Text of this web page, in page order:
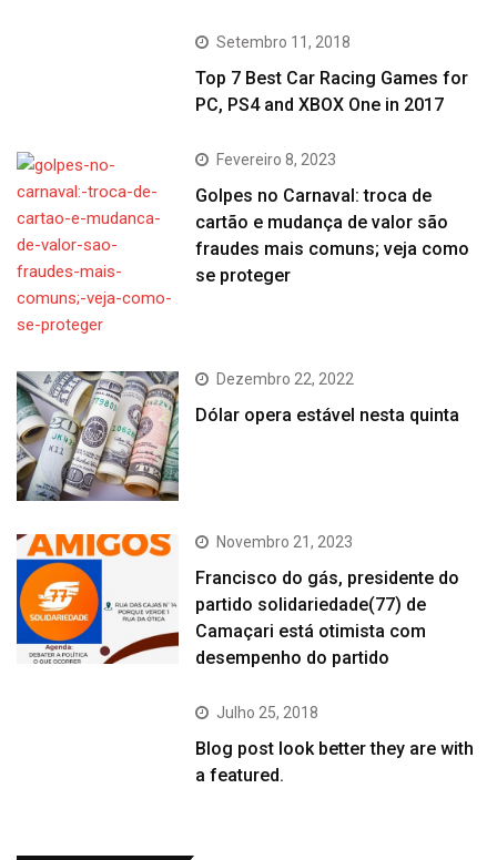
Setembro 11, 2018
Top 7 Best Car Racing Games for
PC, PS4 and XBOX One in 2017
Fevereiro 8, 2023
Golpes no Carnaval: troca de
cartão e mudança de valor são
fraudes mais comuns; veja como
se proteger
Dezembro 22, 2022
Dólar opera estável nesta quinta
Novembro 21, 2023
Francisco do gás, presidente do
partido solidariedade(77) de
Camaçari está otimista com
desempenho do partido
Julho 25, 2018
Blog post look better they are with
a featured.